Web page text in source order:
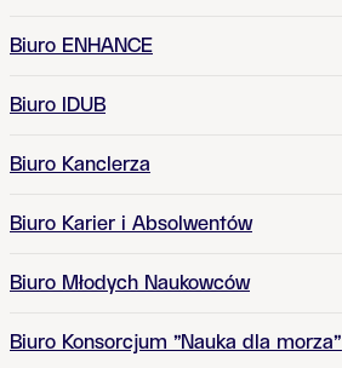
Biuro ENHANCE
Biuro IDUB
Biuro Kanclerza
Biuro Karier i Absolwentów
Biuro Młodych Naukowców
Biuro Konsorcjum "Nauka dla morza"